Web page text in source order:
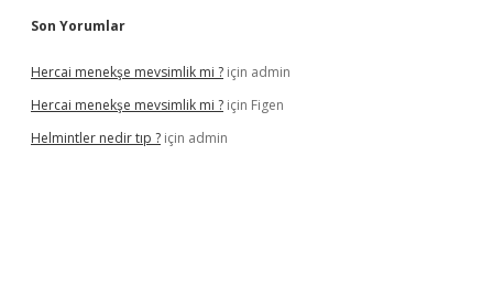
Son Yorumlar
Hercai menekşe mevsimlik mi ? için admin
Hercai menekşe mevsimlik mi ? için Figen
Helmintler nedir tıp ? için admin